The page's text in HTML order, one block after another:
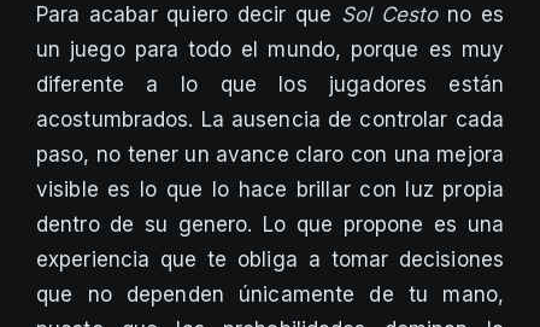
Para acabar quiero decir que Sol Cestono es
un juego para todo el mundo, porque es muy
diferente a lo que los jugadores están
acostumbrados. La ausencia de controlar cada
paso, no tener un avance claro con una mejora
visible es lo que lo hace brillar con luz propia
dentro de su genero. Lo que propone es una
experiencia que te obliga a tomar decisiones
que no dependen únicamente de tu mano,